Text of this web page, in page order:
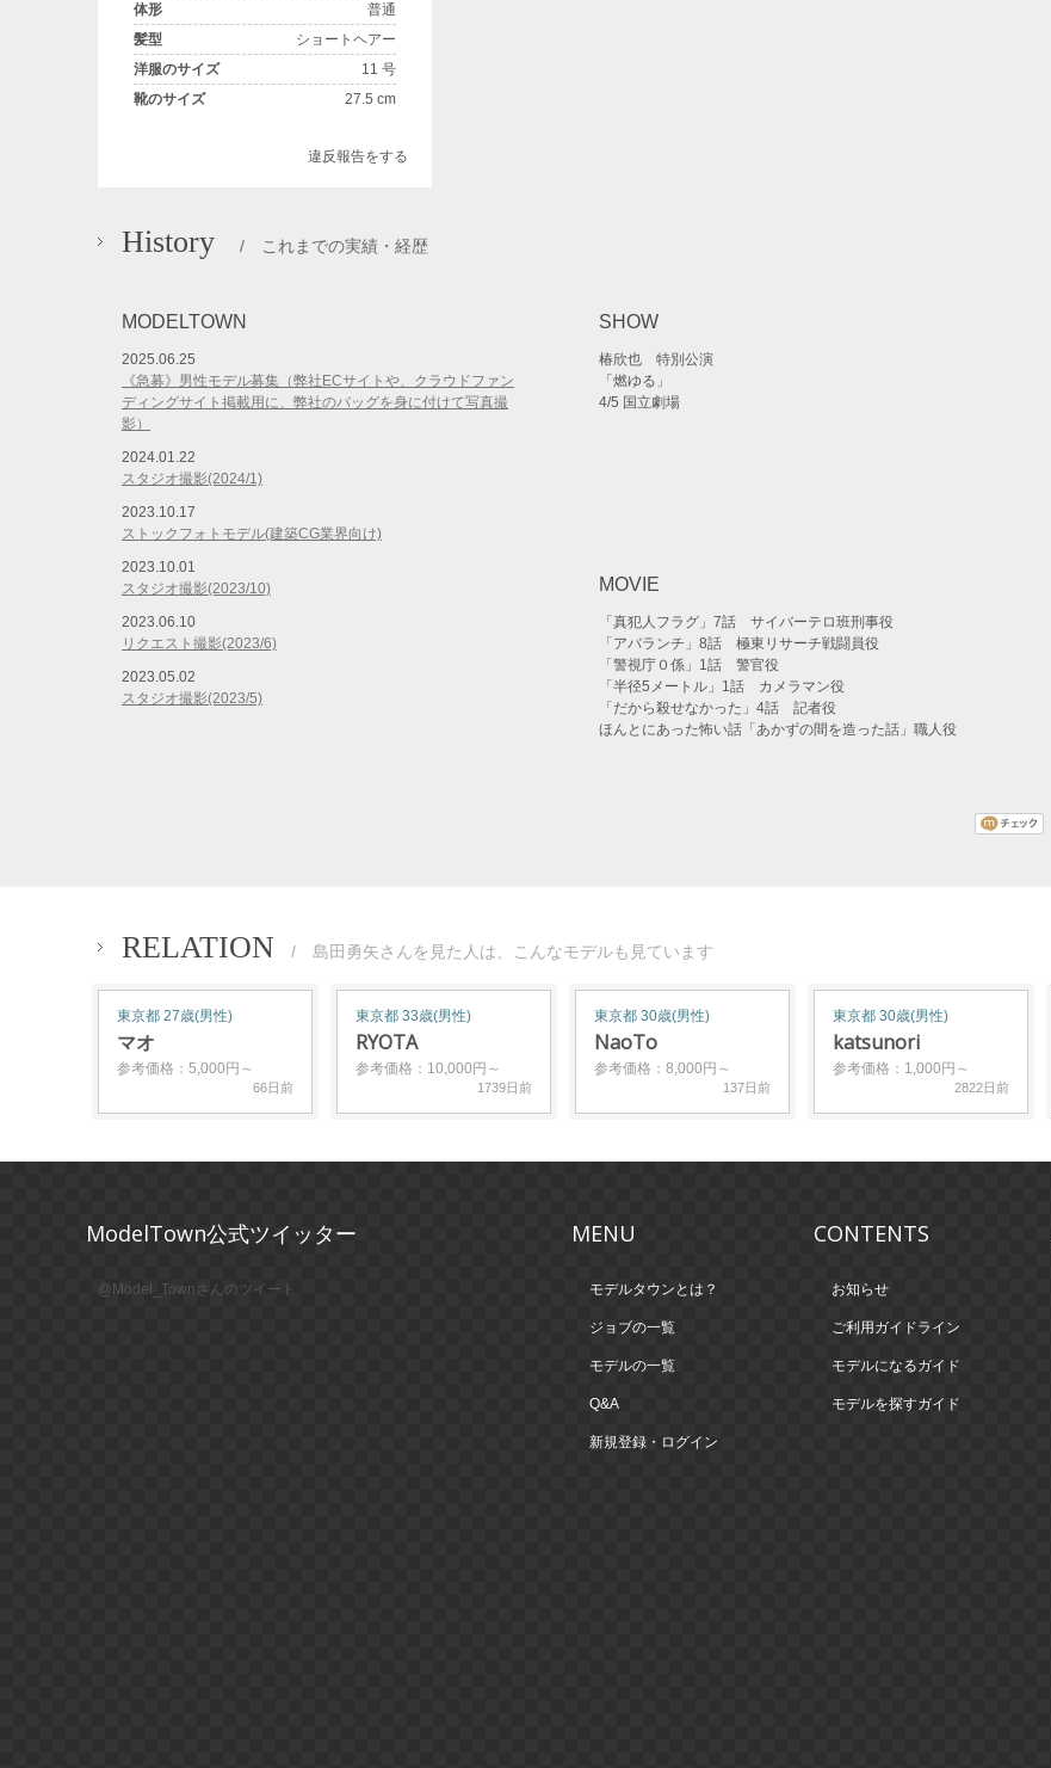
体形
普通
髪型
ショートヘアー
洋服のサイズ
11 号
靴のサイズ
27.5 cm
違反報告をする
History / これまでの実績・経歴
MODELTOWN
2025.06.25
《急募》男性モデル募集（弊社ECサイトや、クラウドファン
ディングサイト掲載用に、弊社のバッグを身に付けて写真撮
影）
2024.01.22
スタジオ撮影(2024/1)
2023.10.17
ストックフォトモデル(建築CG業界向け)
2023.10.01
スタジオ撮影(2023/10)
2023.06.10
リクエスト撮影(2023/6)
2023.05.02
スタジオ撮影(2023/5)
SHOW
椿欣也 特別公演
「燃ゆる」
4/5 国立劇場
MOVIE
「真犯人フラグ」7話 サイバーテロ班刑事役
「アバランチ」8話 極東リサーチ戦闘員役
「警視庁０係」1話 警官役
「半径5メートル」1話 カメラマン役
「だから殺せなかった」4話 記者役
ほんとにあった怖い話「あかずの間を造った話」職人役
RELATION / 島田勇矢さんを見た人は、こんなモデルも見ています
東京都 27歳(男性)
マオ
参考価格：5,000円～
66日前
東京都 33歳(男性)
RYOTA
参考価格：10,000円～
1739日前
東京都 30歳(男性)
NaoTo
参考価格：8,000円～
137日前
東京都 30歳(男性)
katsunori
参考価格：1,000円～
2822日前
ModelTown公式ツイッター
@Model_Townさんのツイート
MENU
モデルタウンとは？
ジョブの一覧
モデルの一覧
Q&A
新規登録・ログイン
CONTENTS
お知らせ
ご利用ガイドライン
モデルになるガイド
モデルを探すガイド